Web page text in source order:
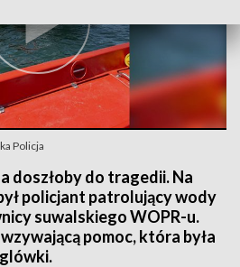
Policja
doszłoby do tragedii. Na
policjant patrolujący wody
suwalskiego WOPR-u.
pomoc, która była